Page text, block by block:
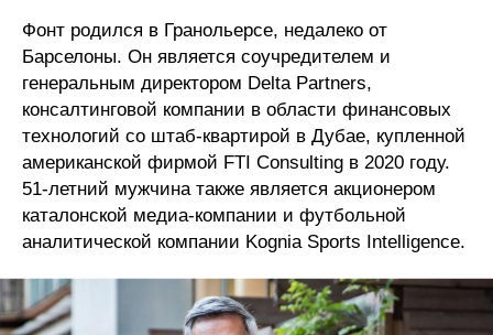
Фонт родился в Гранольерсе, недалеко от
Барселоны. Он является соучредителем и
генеральным директором Delta Partners,
консалтинговой компании в области финансовых
технологий со штаб-квартирой в Дубае, купленной
американской фирмой FTI Consulting в 2020 году.
51-летний мужчина также является акционером
каталонской медиа-компании и футбольной
аналитической компании Kognia Sports Intelligence.